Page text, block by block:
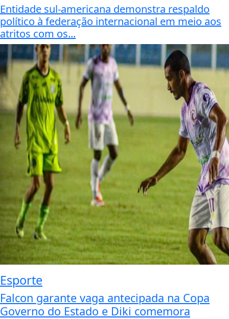
Entidade sul-americana demonstra respaldo
político à federação internacional em meio aos
atritos com os...
Esporte
Falcon garante vaga antecipada na Copa
Governo do Estado e Diki comemora